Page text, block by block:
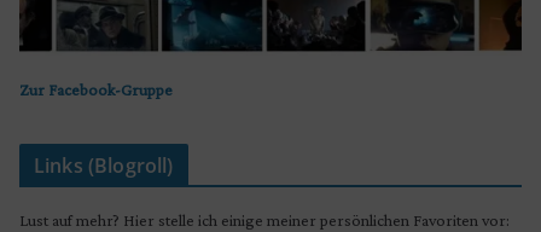
Zur Facebook-Gruppe
Links (Blogroll)
Lust auf mehr? Hier stelle ich einige meiner persönlichen Favoriten vor: